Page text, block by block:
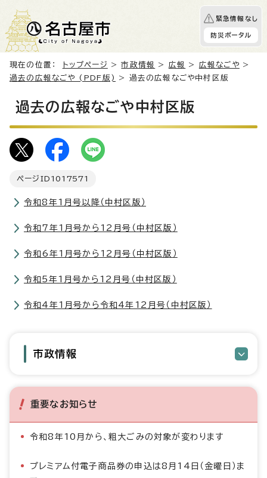
緊急情報なし
防災ポータル
現在の位置： トップページ >市政情報 > 広報 > 広報なごや >
過去の広報なごや (PDF版)
> 過去の広報なごや中村区版
過去の広報なごや中村区版
ページID 1017571
令和8年1月号以降（中村区版）
令和7年1月号から12月号（中村区版）
令和6年1月号から12月号（中村区版）
令和5年1月号から12月号（中村区版）
令和4年1月号から令和4年12月号（中村区版）
市政情報
重要なお知らせ
令和8年10月から、粗大ごみの対象が変わります
プレミアム付電子商品券の申込は8月14日（金曜日）ま